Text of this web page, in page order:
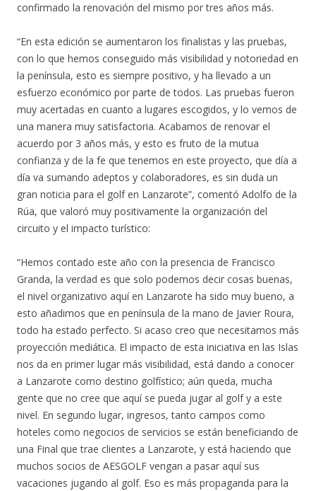
confirmado la renovación del mismo por tres años más.
“En esta edición se aumentaron los finalistas y las pruebas,
con lo que hemos conseguido más visibilidad y notoriedad en
la península, esto es siempre positivo, y ha llevado a un
esfuerzo económico por parte de todos. Las pruebas fueron
muy acertadas en cuanto a lugares escogidos, y lo vemos de
una manera muy satisfactoria. Acabamos de renovar el
acuerdo por 3 años más, y esto es fruto de la mutua
confianza y de la fe que tenemos en este proyecto, que día a
día va sumando adeptos y colaboradores, es sin duda un
gran noticia para el golf en Lanzarote”, comentó Adolfo de la
Rúa, que valoró muy positivamente la organización del
circuito y el impacto turístico:
“Hemos contado este año con la presencia de Francisco
Granda, la verdad es que solo podemos decir cosas buenas,
el nivel organizativo aquí en Lanzarote ha sido muy bueno, a
esto añadimos que en península de la mano de Javier Roura,
todo ha estado perfecto. Si acaso creo que necesitamos más
proyección mediática. El impacto de esta iniciativa en las Islas
nos da en primer lugar más visibilidad, está dando a conocer
a Lanzarote como destino golfístico; aún queda, mucha
gente que no cree que aquí se pueda jugar al golf y a este
nivel. En segundo lugar, ingresos, tanto campos como
hoteles como negocios de servicios se están beneficiando de
una Final que trae clientes a Lanzarote, y está haciendo que
muchos socios de AESGOLF vengan a pasar aquí sus
vacaciones jugando al golf. Eso es más propaganda para la